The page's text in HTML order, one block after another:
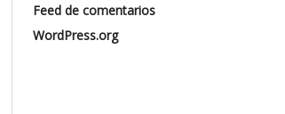
Feed de comentarios
WordPress.org